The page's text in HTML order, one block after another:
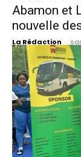
Abamon et
nouvelle
La Rédaction -